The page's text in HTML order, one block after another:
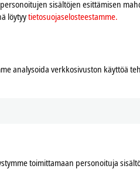
sisältöjen esittämisen
löytyytietosuojaselosteestamme.
analysoida verkkosivuston käyttöä
toimittamaan personoituja